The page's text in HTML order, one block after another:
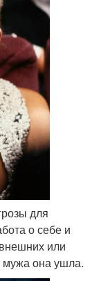
для
о себе и
или
мужа она ушла.